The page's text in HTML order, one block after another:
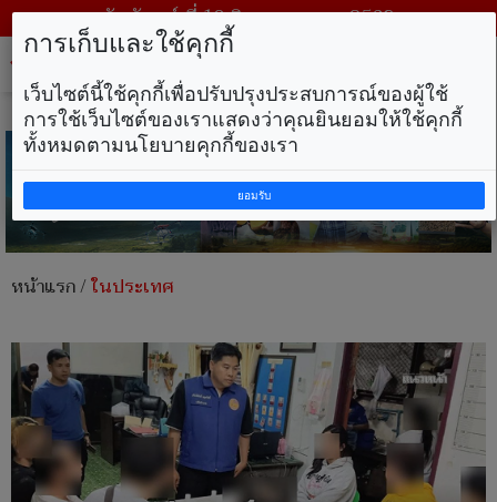
วันจันทร์ ที่ 10 สิงหาคม พ.ศ. 2569
หน้าแรก/ในประเทศ
การเก็บและใช้คุกกี้
เว็บไซต์นี้ใช้คุกกี้เพื่อปรับปรุงประสบการณ์ของผู้ใช้
การใช้เว็บไซต์ของเราแสดงว่าคุณยินยอมให้ใช้คุกกี้
ทั้งหมดตามนโยบายคุกกี้ของเรา
ยอมรับ